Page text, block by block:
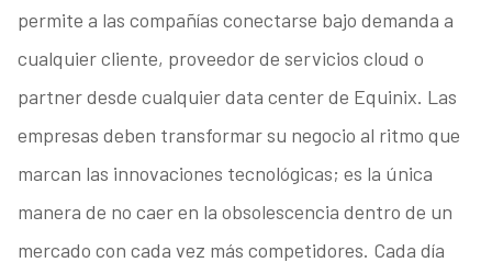
permite a las compañías conectarse bajo demanda a
cualquier cliente, proveedor de servicios cloud o
partner desde cualquier data center de Equinix. Las
empresas deben transformar su negocio al ritmo que
marcan las innovaciones tecnológicas; es la única
manera de no caer en la obsolescencia dentro de un
mercado con cada vez más competidores. Cada día